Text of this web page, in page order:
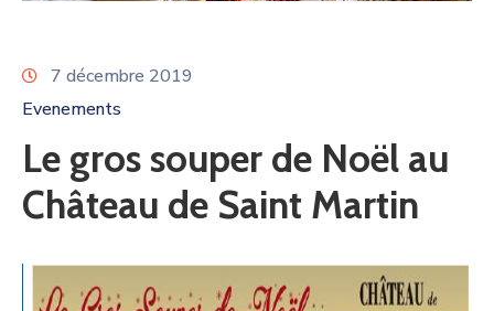
7 décembre 2019
Evenements
Le gros souper de Noël au
Château de Saint Martin